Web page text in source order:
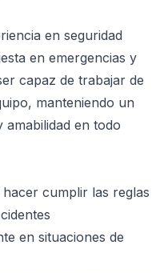
en seguridad
en emergencias y
capaz de trabajar de
manteniendo un
en todo
cumplir las reglas
en situaciones de